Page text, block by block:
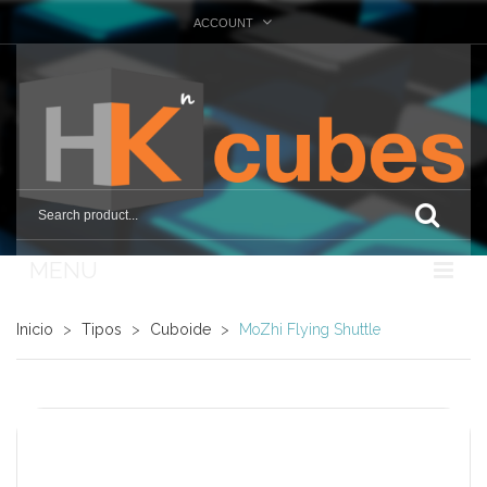
ACCOUNT
Nosotros
Marcas
Inicio > Tipos > Cuboide > MoZhi Flying Shuttle